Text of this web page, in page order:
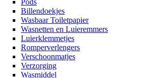
Pods
Billendoekjes
Wasbaar Toiletpapier
Wasnetten en Luieremmers
Luierklemmetjes
Romperverlengers
Verschoonmatjes
Verzorging
Wasmiddel